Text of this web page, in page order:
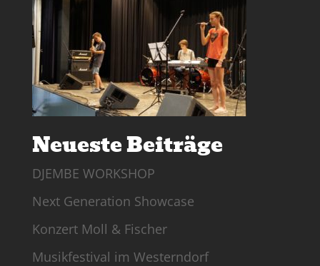
Neueste Beiträge
DJEMBE WORKSHOP
Next Generation Showcase
Konzert Moll & Fischer
Musikfestival im Westerndorf